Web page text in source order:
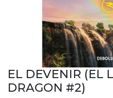
EL DEVENIR (EL
DRAGON #2)